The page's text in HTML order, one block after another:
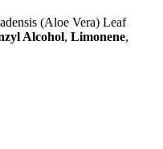
(Aloe Vera) Leaf
Alcohol, Limonene,